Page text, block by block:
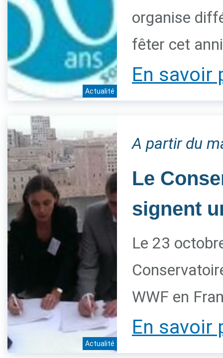
Actualité
organise
fêter cet
En savoir
Actualité
A partir du
Le
signent
Le 23
WWF en
En savoir